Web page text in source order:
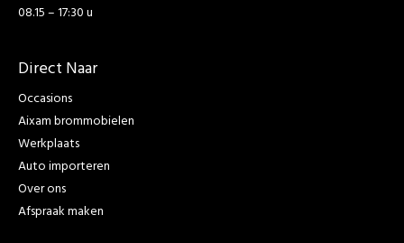
08.15 – 17:30 u
Direct Naar
Occasions
Aixam brommobielen
Werkplaats
Auto importeren
Over ons
Afspraak maken